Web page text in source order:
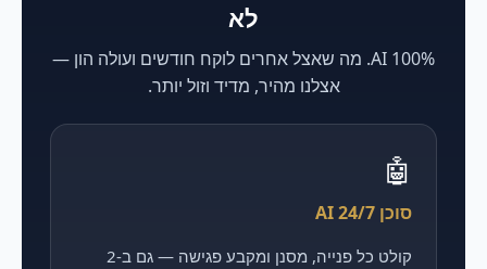
לא
100% AI. מה שאצל אחרים לוקח חודשים ועולה הון —
אצלנו מהיר, מדיד וזול יותר.
🤖
סוכן AI 24/7
קולט כל פנייה, מסנן ומקבע פגישה — גם ב-2